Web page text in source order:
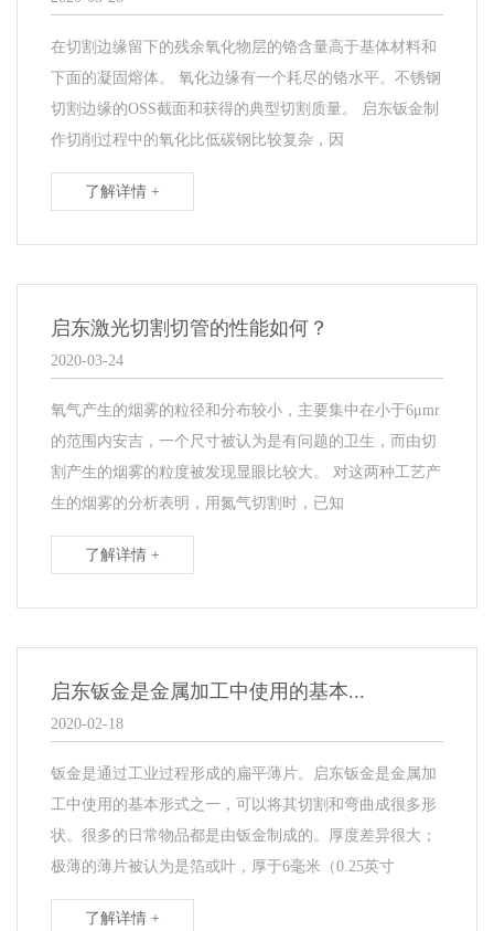
在切割边缘留下的残余氧化物层的铬含量高于基体材料和
下面的凝固熔体。 氧化边缘有一个耗尽的铬水平。不锈钢
切割边缘的OSS截面和获得的典型切割质量。 启东钣金制
作切削过程中的氧化比低碳钢比较复杂，因
了解详情 +
启东激光切割切管的性能如何？
2020-03-24
氧气产生的烟雾的粒径和分布较小，主要集中在小于6μmr
的范围内安吉，一个尺寸被认为是有问题的卫生，而由切
割产生的烟雾的粒度被发现显眼比较大。 对这两种工艺产
生的烟雾的分析表明，用氮气切割时，已知
了解详情 +
启东钣金是金属加工中使用的基本...
2020-02-18
钣金是通过工业过程形成的扁平薄片。启东钣金是金属加
工中使用的基本形式之一，可以将其切割和弯曲成很多形
状。很多的日常物品都是由钣金制成的。厚度差异很大；
极薄的薄片被认为是箔或叶，厚于6毫米（0.25英寸
了解详情 +